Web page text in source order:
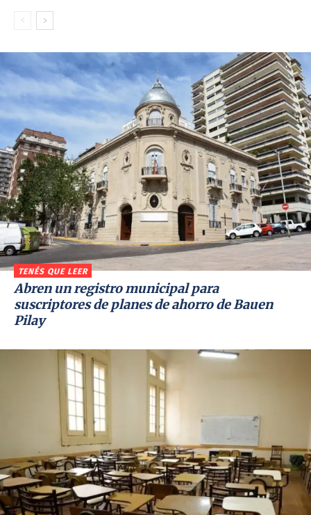
TENÉS QUE LEER
Abren un registro municipal para
suscriptores de planes de ahorro de Bauen
Pilay